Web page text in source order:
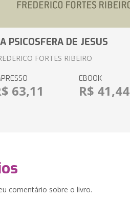
PSICOSFERA DE JESUS
FORTES RIBEIRO
63,11
EBOOK
R$ 41,44
comentário sobre o livro.